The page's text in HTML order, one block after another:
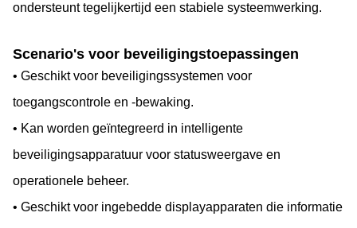
ondersteunt tegelijkertijd een stabiele systeemwerking.
Scenario's voor beveiligingstoepassingen
• Geschikt voor beveiligingssystemen voor
toegangscontrole en -bewaking.
• Kan worden geïntegreerd in intelligente
beveiligingsapparatuur voor statusweergave en
operationele beheer.
• Geschikt voor ingebedde displayapparaten die informatie